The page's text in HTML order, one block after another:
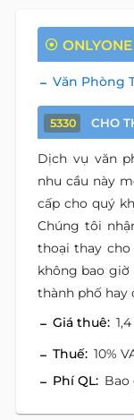
Văn Phòng
5330 CHO
Dịch vụ văn
nhu cầu này
cấp cho quý
Chúng tôi
thoại thay cho
không bao
thành phố hay
Giá thuê:
Thuế: 10%
Phí QL: Bao